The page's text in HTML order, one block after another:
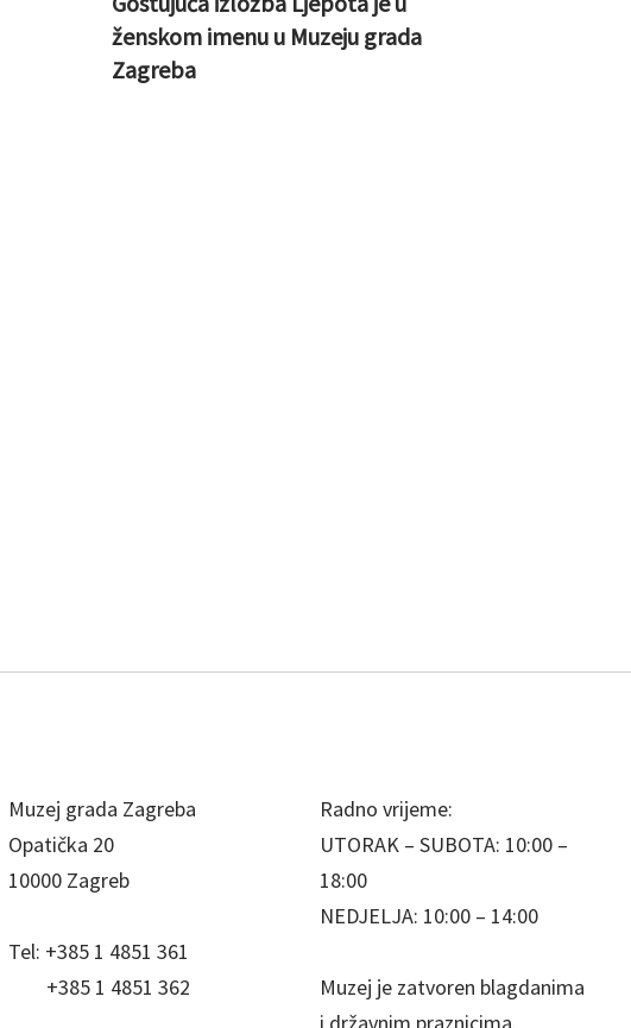
ženskom imenu u Muzeju grada
Zagreba
Muzej grada Zagreba
Opatička 20
10000 Zagreb
Tel: +385 1 4851 361
+385 1 4851 362
Radno vrijeme:
UTORAK – SUBOTA: 10:00 –
18:00
NEDJELJA: 10:00 – 14:00
Muzej je zatvoren blagdanima